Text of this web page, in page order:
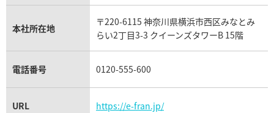
パネライ買取
チューダー（チュードル）買取
本社所在地
〒220-6115 神奈川県横浜市西区みなとみ
らい2丁目3-3 クイーンズタワーB 15階
電話番号 0120-555-600
URL https://e-fran.jp/